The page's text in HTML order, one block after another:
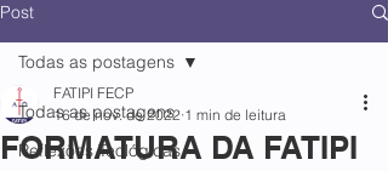
Post
Todas as postagens
Reflexões Teológicas
Todas as postagens
FORMATURA DA FATIPI
FATIPI FECP
16 de nov. de 2022 1 min de leitura